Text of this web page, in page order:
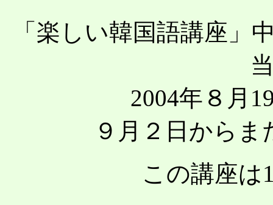
「楽しい韓国語講座」
2004年８月
９月２日から
この講座は